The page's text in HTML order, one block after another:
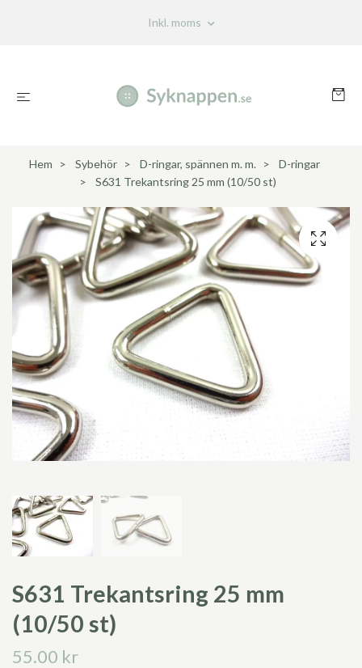
Inkl. moms
Hem Sybehör D-ringar, spännen m. m.
D-ringar
S631 Trekantsring 25 mm (10/50 st)
S631 Trekantsring 25 mm
(10/50 st)
55.00 kr